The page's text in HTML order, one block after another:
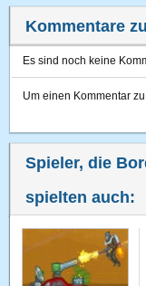
Kommentare
Es sind noch keine
Um einen Kommentar
Spieler, die
spielten auch: